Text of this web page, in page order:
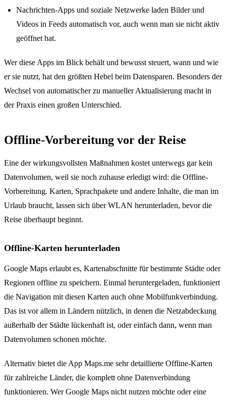
Nachrichten-Apps und soziale Netzwerke laden Bilder und
Videos in Feeds automatisch vor, auch wenn man sie nicht aktiv
geöffnet hat.
Wer diese Apps im Blick behält und bewusst steuert, wann und wie
er sie nutzt, hat den größten Hebel beim Datensparen. Besonders der
Wechsel von automatischer zu manueller Aktualisierung macht in
der Praxis einen großen Unterschied.
Offline-Vorbereitung vor der Reise
Eine der wirkungsvollsten Maßnahmen kostet unterwegs gar kein
Datenvolumen, weil sie noch zuhause erledigt wird: die Offline-
Vorbereitung. Karten, Sprachpakete und andere Inhalte, die man im
Urlaub braucht, lassen sich über WLAN herunterladen, bevor die
Reise überhaupt beginnt.
Offline-Karten herunterladen
Google Maps erlaubt es, Kartenabschnitte für bestimmte Städte oder
Regionen offline zu speichern. Einmal heruntergeladen, funktioniert
die Navigation mit diesen Karten auch ohne Mobilfunkverbindung.
Das ist vor allem in Ländern nützlich, in denen die Netzabdeckung
außerhalb der Städte lückenhaft ist, oder einfach dann, wenn man
Datenvolumen schonen möchte.
Alternativ bietet die App Maps.me sehr detaillierte Offline-Karten
für zahlreiche Länder, die komplett ohne Datenverbindung
funktionieren. Wer Google Maps nicht nutzen möchte oder eine